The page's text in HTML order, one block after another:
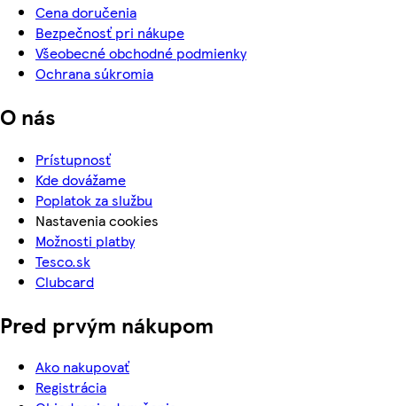
Cena doručenia
Bezpečnosť pri nákupe
Všeobecné obchodné podmienky
Ochrana súkromia
O nás
Prístupnosť
Kde dovážame
Poplatok za službu
Nastavenia cookies
Možnosti platby
Tesco.sk
Clubcard
Pred prvým nákupom
Ako nakupovať
Registrácia